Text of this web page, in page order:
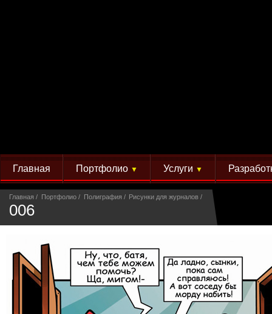
Главная Портфолио ▼ Услуги ▼
Главная Портфолио Полиграфия Рисунки для журналов
006